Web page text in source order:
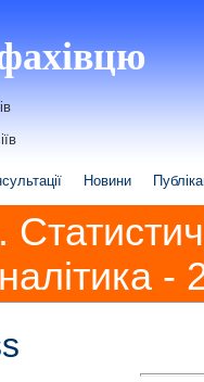
Новини
-